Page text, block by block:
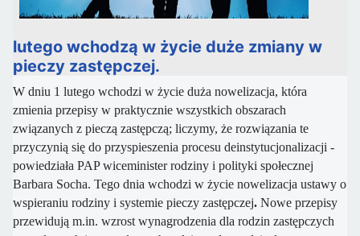
lutego wchodzą w życie duże zmiany w
pieczy zastępczej.
W dniu 1 lutego wchodzi w życie duża nowelizacja, która
zmienia przepisy w praktycznie wszystkich obszarach
związanych z pieczą zastępczą; liczymy, że rozwiązania te
przyczynią się do przyspieszenia procesu deinstytucjonalizacji -
powiedziała PAP wiceminister rodziny i polityki społecznej
Barbara Socha. Tego dnia wchodzi w życie nowelizacja ustawy o
wspieraniu rodziny i systemie pieczy zastępczej. Nowe przepisy
przewidują m.in. wzrost wynagrodzenia dla rodzin zastępczych